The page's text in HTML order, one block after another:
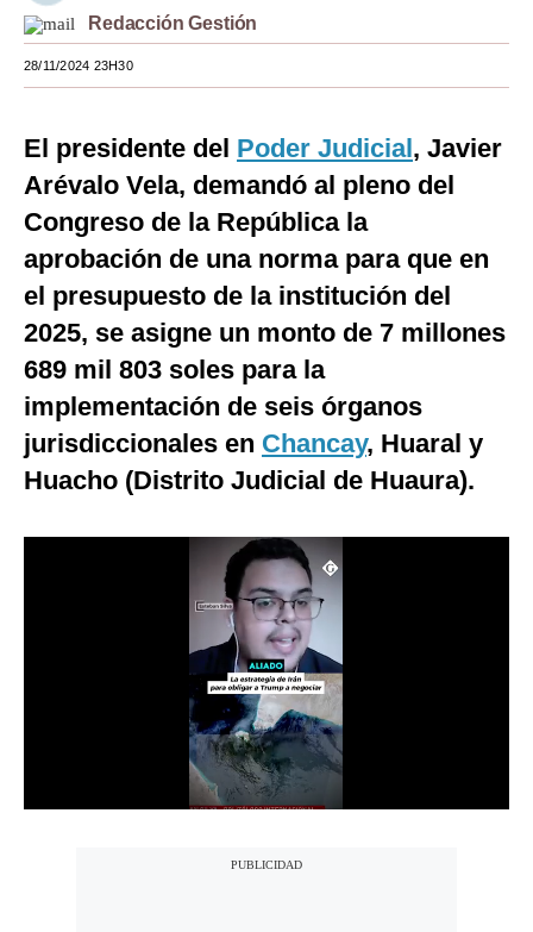
EEUU
México
Internacional
Tecnología
Mix
G de Gestión
Notas Contratadas
Podcast
Redacción Gestión
28/11/2024 23H30
El presidente del Poder Judicial, Javier
Arévalo Vela, demandó al pleno del
Congreso de la República la
aprobación de una norma para que en
el presupuesto de la institución del
2025, se asigne un monto de 7 millones
689 mil 803 soles para la
implementación de seis órganos
jurisdiccionales en Chancay, Huaral y
Huacho (Distrito Judicial de Huaura).